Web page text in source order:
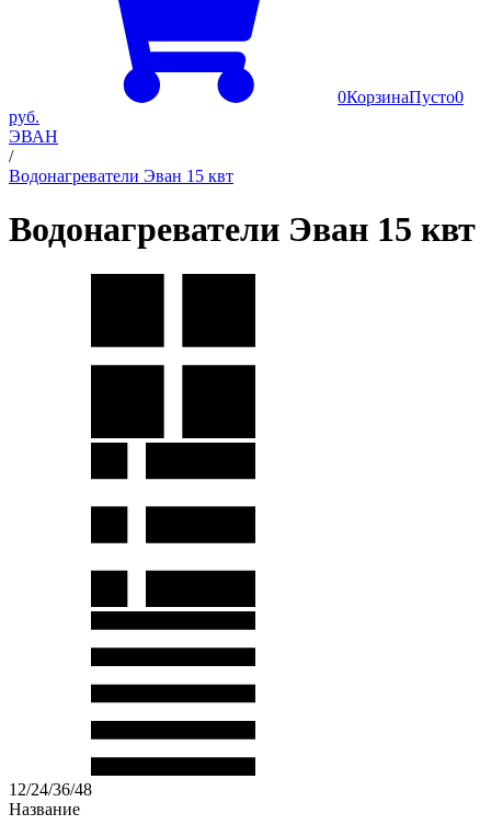
0КорзинаПусто0
руб.
ЭВАН
/
Водонагреватели Эван 15 квт
Водонагреватели Эван 15 квт
12/24/36/48
Название